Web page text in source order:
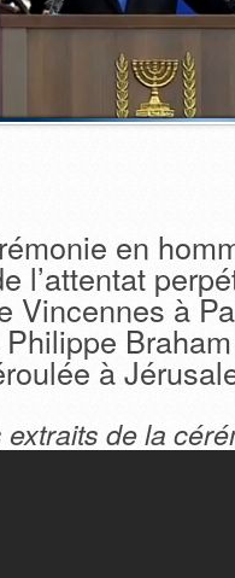
en
l’attentat
Vincennes à
à
extraits de la